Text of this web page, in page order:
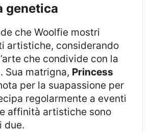
genetica
artistiche, considerando
che condivide con la
Sua matrigna, Princess
per la suapassione per
regolarmente a eventi
affinità artistiche sono
due.